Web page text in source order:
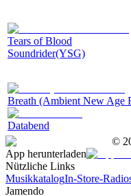
Tears of Blood
Soundrider(YSG)
Breath (Ambient New Age
Databend
©
App herunterladen
Nützliche Links
MusikkatalogIn-Store-
Jamendo